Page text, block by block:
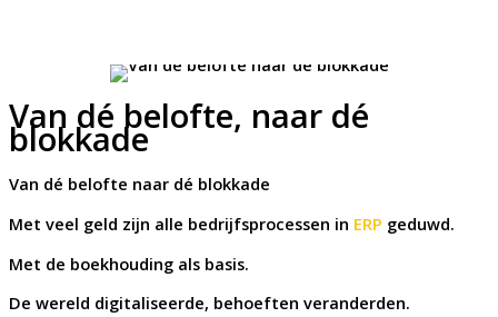
Van dé belofte, naar dé
blokkade
Van dé belofte naar dé blokkade
Met veel geld zijn alle bedrijfsprocessen in ERP geduwd.
Met de boekhouding als basis.
De wereld digitaliseerde, behoeften veranderden.